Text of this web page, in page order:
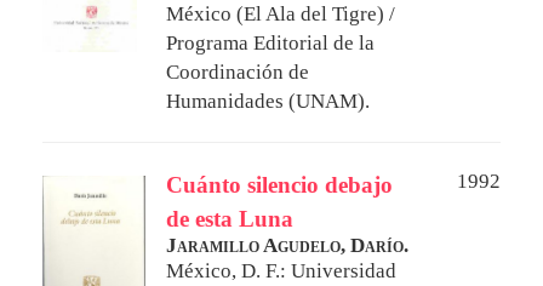
México (El Ala del Tigre) /
Programa Editorial de la
Coordinación de
Humanidades (UNAM).
Cuánto silencio debajo
de esta Luna
1992
Jaramillo Agudelo, Darío.
México, D. F.: Universidad